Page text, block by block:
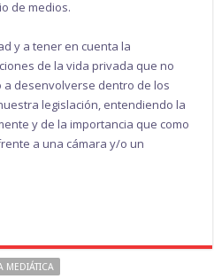
de medios.
y a tener en cuenta la
de la vida privada que no
a desenvolverse dentro de los
legislación, entendiendo la
y de la importancia que como
a una cámara y/o un
MEDIÁTICA